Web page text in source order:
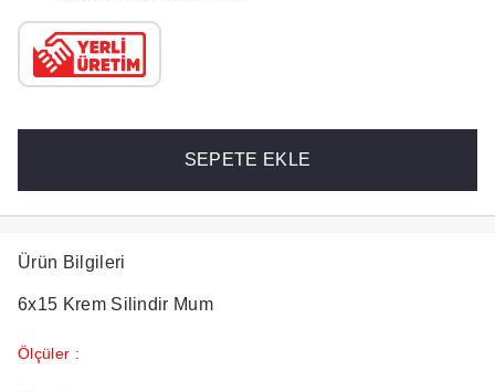
SEPETE EKLE
Ürün Bilgileri
6x15 Krem Silindir Mum
Ölçüler :